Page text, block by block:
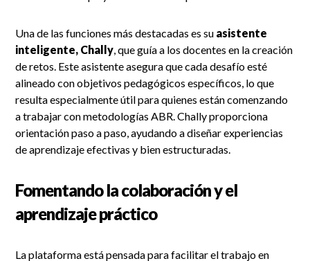
Una de las funciones más destacadas es su asistente
inteligente, Chally , que guía a los docentes en la creación
de retos. Este asistente asegura que cada desafío esté
alineado con objetivos pedagógicos específicos, lo que
resulta especialmente útil para quienes están comenzando
a trabajar con metodologías ABR. Chally proporciona
orientación paso a paso, ayudando a diseñar experiencias
de aprendizaje efectivas y bien estructuradas.
Fomentando la colaboración y el
aprendizaje práctico
La plataforma está pensada para facilitar el trabajo en